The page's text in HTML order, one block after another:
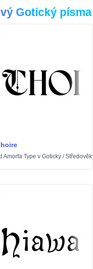
Gotický písma
Amorfa Type v Gotický /